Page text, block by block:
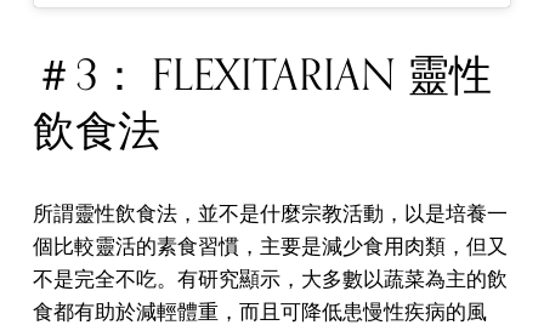
＃3： FLEXITARIAN 靈性
飲食法
所謂靈性飲食法，並不是什麼宗教活動，以是培養一
個比較靈活的素食習慣，主要是減少食用肉類，但又
不是完全不吃。有研究顯示，大多數以蔬菜為主的飲
食都有助於減輕體重，而且可降低患慢性疾病的風